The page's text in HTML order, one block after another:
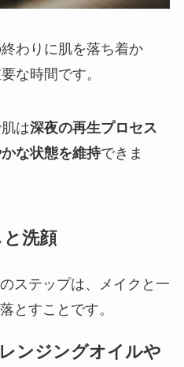
わりに肌を落ち着か
な時間です。
は深夜の再生プロセス
な状態を維持できま
洗顔
ステップは、メイクと一
とすことです。
ンジングオイルや